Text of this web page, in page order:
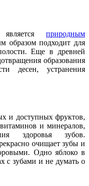
природным
образом подходит для
Еще в древней
образования
десен, устранения
и доступных фруктов,
и минералов,
здоровья зубов.
очищает зубы и
Одно яблоко в
с зубами и не думать о